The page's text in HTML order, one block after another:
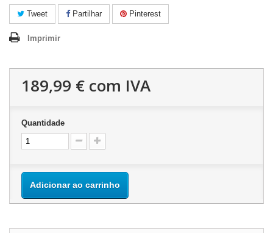
Tweet Partilhar Pinterest
Imprimir
189,99 € com IVA
Quantidade
Adicionar ao carrinho